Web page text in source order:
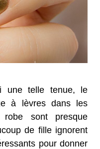
une telle tenue, le
à lèvres dans les
sont presque
de fille ignorent
pour donner